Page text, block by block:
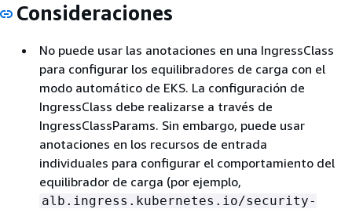
Consideraciones
No puede usar las anotaciones en una IngressClass
para configurar los equilibradores de carga con el
modo automático de EKS. La configuración de
IngressClass debe realizarse a través de
IngressClassParams. Sin embargo, puede usar
anotaciones en los recursos de entrada
individuales para configurar el comportamiento del
equilibrador de carga (por ejemplo,
alb.ingress.kubernetes.io/security-